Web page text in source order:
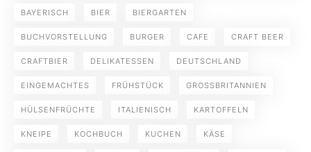
BAYERISCH BIER BIERGARTEN
BUCHVORSTELLUNG BURGER CAFE CRAFT BEER
CRAFTBIER DELIKATESSEN DEUTSCHLAND
EINGEMACHTES FRÜHSTÜCK GROSSBRITANNIEN
HÜLSENFRÜCHTE ITALIENISCH KARTOFFELN
KNEIPE KOCHBUCH KUCHEN KÄSE